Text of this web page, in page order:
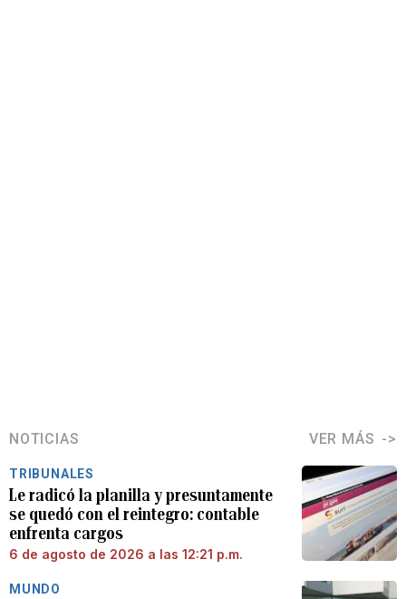
NOTICIAS VER MÁS
TRIBUNALES
Le radicó la planilla y presuntamente
se quedó con el reintegro: contable
enfrenta cargos
6 de agosto de 2026 a las 12:21 p.m.
MUNDO